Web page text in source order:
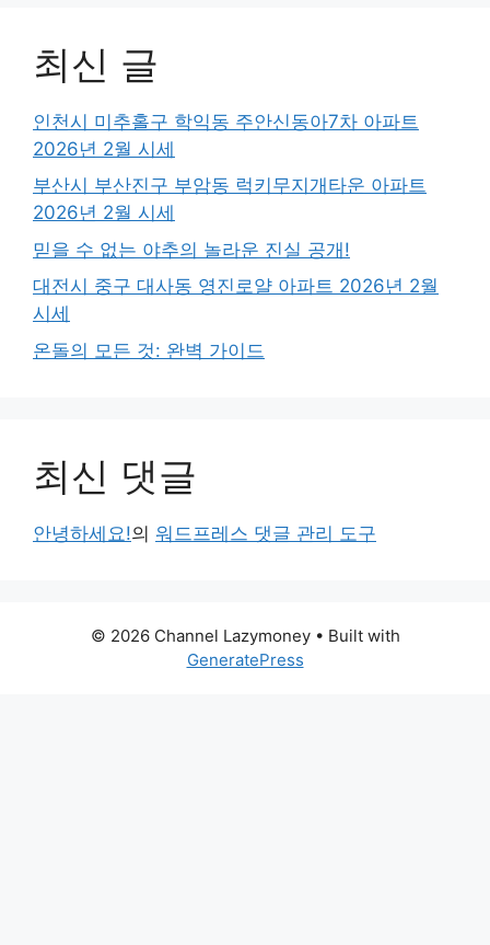
최신 글
인천시 미추홀구 학익동 주안신동아7차 아파트
2026년 2월 시세
부산시 부산진구 부암동 럭키무지개타운 아파트
2026년 2월 시세
믿을 수 없는 야추의 놀라운 진실 공개!
대전시 중구 대사동 영진로얄 아파트 2026년 2월
시세
온돌의 모든 것: 완벽 가이드
최신 댓글
안녕하세요!의 워드프레스 댓글 관리 도구
© 2026 Channel Lazymoney• Built with
GeneratePress